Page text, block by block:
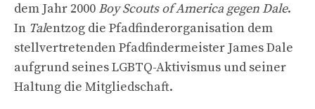
dem Jahr 2000 Boy Scouts of America gegen Dale.
In Talentzog die Pfadfinderorganisation dem
stellvertretenden Pfadfindermeister James Dale
aufgrund seines LGBTQ-Aktivismus und seiner
Haltung die Mitgliedschaft.